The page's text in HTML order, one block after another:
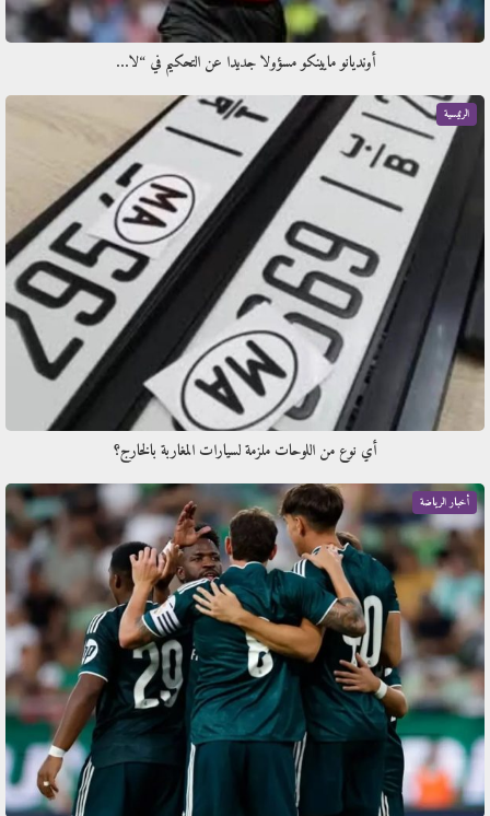
أونديانو مايينكو مسؤولا جديدا عن التحكيم في “لا…
الرئيسية
أي نوع من اللوحات ملزمة لسيارات المغاربة بالخارج؟
أخبار الرياضة